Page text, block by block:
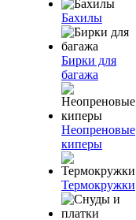
Бахилы
Бирки для
багажа
Неопреновые
киперы
Термокружки